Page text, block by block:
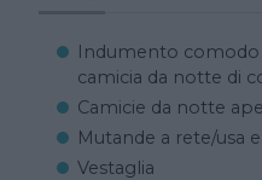
Indumento
camicia da notte di
Camicie da notte
Mutande a rete/usa
Vestaglia